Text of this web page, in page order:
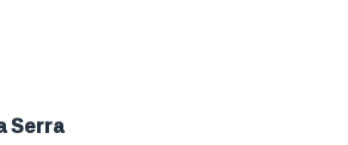
Serra